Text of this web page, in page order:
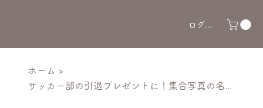
ログイン
ホーム >